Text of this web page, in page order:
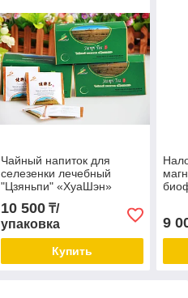
Чайный напиток для
селезенки лечебный
"Цзяньпи" «ХуаШэн»
10 500₸/
упаковка
Купить
9